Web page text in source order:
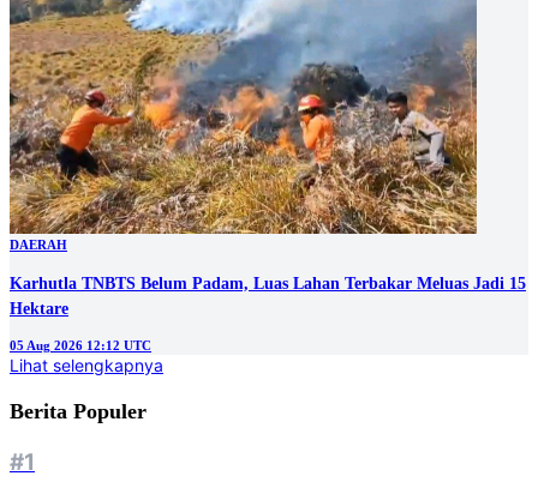
DAERAH
Karhutla TNBTS Belum Padam, Luas Lahan Terbakar Meluas Jadi 15
Hektare
05 Aug 2026 12:12 UTC
Lihat selengkapnya
Berita Populer
#1